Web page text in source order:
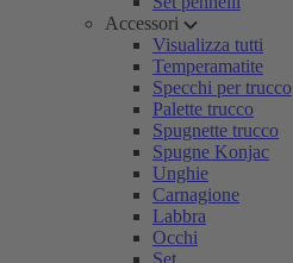
Accessori
Visualizza tutti
Temperamatite
Specchi per trucco
Palette trucco
Spugnette trucco
Spugne Konjac
Unghie
Carnagione
Labbra
Occhi
Set